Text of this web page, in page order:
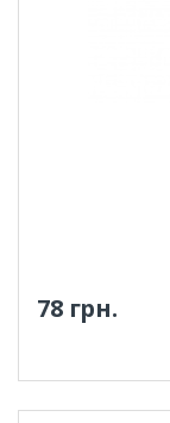
78 грн.